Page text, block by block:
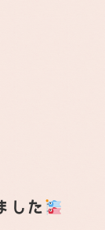
した